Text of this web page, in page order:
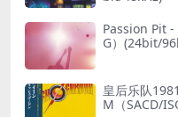
Passion Pit
G）(24bit/
皇后乐队
M（SACD/